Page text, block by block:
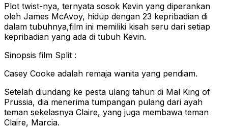
Plot twist-nya, ternyata sosok Kevin yang diperankan
oleh James McAvoy, hidup dengan 23 kepribadian di
dalam tubuhnya,film ini memiliki kisah seru dari setiap
kepribadian yang ada di tubuh Kevin.
Sinopsis film Split :
Casey Cooke adalah remaja wanita yang pendiam.
Setelah diundang ke pesta ulang tahun di Mal King of
Prussia, dia menerima tumpangan pulang dari ayah
teman sekelasnya Claire, yang juga membawa teman
Claire, Marcia.